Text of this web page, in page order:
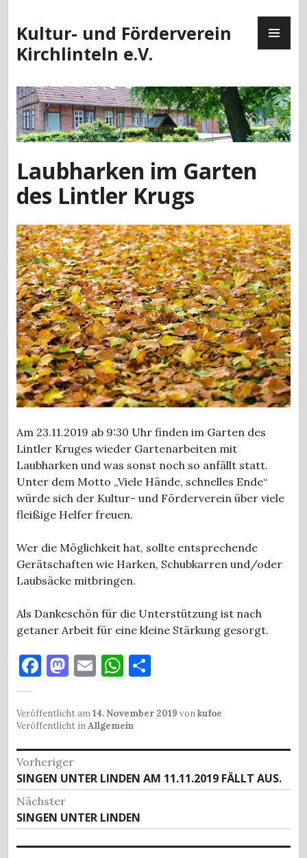
Inhalt
springen
Kultur- und Förderverein
Kirchlinteln e.V.
Laubharken im Garten
des Lintler Krugs
Am 23.11.2019 ab 9:30 Uhr finden im Garten des
Lintler Kruges wieder Gartenarbeiten mit
Laubharken und was sonst noch so anfällt statt.
Unter dem Motto „Viele Hände, schnelles Ende“
würde sich der Kultur- und Förderverein über viele
fleißige Helfer freuen.
Wer die Möglichkeit hat, sollte entsprechende
Gerätschaften wie Harken, Schubkarren und/oder
Laubsäcke mitbringen.
Als Dankeschön für die Unterstützung ist nach
getaner Arbeit für eine kleine Stärkung gesorgt.
F
c
e
b
o
o
k
M
to
d
o
n
E
ai
l
W
at
s
A
p
p
le
Veröffentlicht am14. November 2019 vonkufoe
Veröffentlicht inAllgemein
Beitragsnavigation
Vorheriger
Vorheriger
Beitrag:
SINGEN UNTER LINDEN AM 11.11.2019 FÄLLT AUS.
Nächster
Nächster
Beitrag:
SINGEN UNTER LINDEN